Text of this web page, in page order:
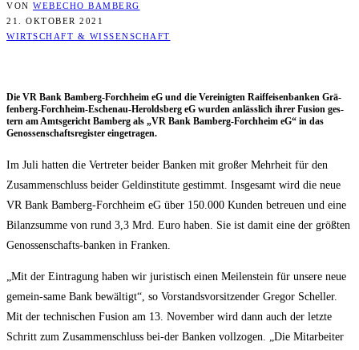
VON WEBECHO BAMBERG
21. OKTOBER 2021
WIRTSCHAFT & WISSENSCHAFT
Die VR Bank Bam­berg-Forch­heim eG und die Ver­ei­nig­ten Raiff­ei­sen­ban­ken Grä­
fen­berg-Forch­heim-Eschen­au-Herolds­berg eG wur­den anläss­lich ihrer Fusi­on ges­
tern am Amts­ge­richt Bam­berg als „VR Bank Bam­berg-Forch­heim eG“ in das
Genos­sen­schafts­re­gis­ter eingetragen.
Im Juli hat­ten die Ver­tre­ter bei­der Ban­ken mit gro­ßer Mehr­heit für den
Zusam­men­schluss bei­der Geld­in­sti­tu­te gestimmt. Ins­ge­samt wird die neue
VR Bank Bam­berg-Forch­heim eG über 150.000 Kun­den betreu­en und eine
Bilanz­sum­me von rund 3,3 Mrd. Euro haben. Sie ist damit eine der größ­ten
Genos­sen­schafts-ban­ken in Franken.
„Mit der Ein­tra­gung haben wir juris­tisch einen Mei­len­stein für unse­re neue
gemein-same Bank bewäl­tigt“, so Vor­stands­vor­sit­zen­der Gre­gor Schel­ler.
Mit der tech­ni­schen Fusi­on am 13. Novem­ber wird dann auch der letz­te
Schritt zum Zusam­men­schluss bei-der Ban­ken voll­zo­gen. „Die Mit­ar­bei­ter